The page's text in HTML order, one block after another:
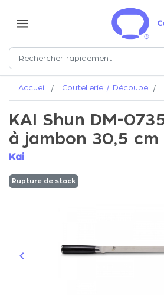
menu
Accueil Coutellerie / Découpe
KAI Shun DM-
à jambon 30,5 cm
Kai
Rupture de stock
Précédent
keyboard_arrow_left